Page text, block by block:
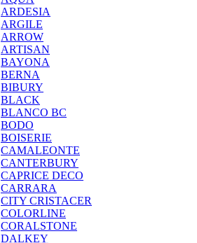
ARDESIA
ARGILE
ARROW
ARTISAN
BAYONA
BERNA
BIBURY
BLACK
BLANCO BC
BODO
BOISERIE
CAMALEONTE
CANTERBURY
CAPRICE DECO
CARRARA
CITY CRISTACER
COLORLINE
CORALSTONE
DALKEY